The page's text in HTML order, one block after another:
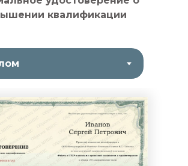
квалификации